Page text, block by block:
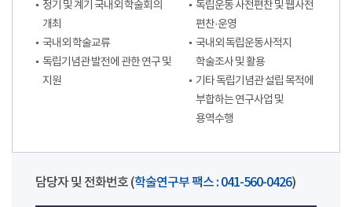
정기 및 계기 국내외 학술회의
개최
국내외 학술교류
독립기념관 발전에 관한 연구 및
지원
독립운동 사전편찬 및 웹사전
편찬·운영
국내외 독립운동사적지
학술조사 및 활용
기타 독립기념관 설립 목적에
부합하는 연구사업 및
용역수행
담당자 및 전화번호 (학술연구부 팩스 : 041-560-0426)